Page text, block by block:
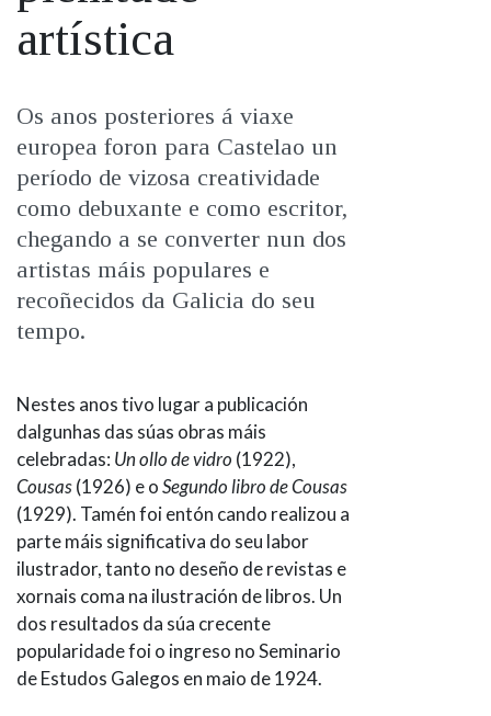
Facebook
TwitterYoutube
artística
26/06/2025
Os anos posteriores á viaxe
europea foron para Castelao un
período de vizosa creatividade
como debuxante e como escritor,
chegando a se converter nun dos
artistas máis populares e
recoñecidos da Galicia do seu
tempo.
Nestes anos tivo lugar a publicación
dalgunhas das súas obras máis
celebradas: Un ollo de vidro (1922),
Cousas(1926) e oSegundo libro de Cousas
(1929). Tamén foi entón cando realizou a
parte máis significativa do seu labor
ilustrador, tanto no deseño de revistas e
xornais coma na ilustración de libros. Un
dos resultados da súa crecente
popularidade foi o ingreso no Seminario
de Estudos Galegos en maio de 1924.